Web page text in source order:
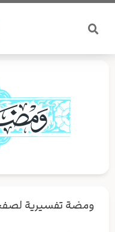
تخطي
المحتوى